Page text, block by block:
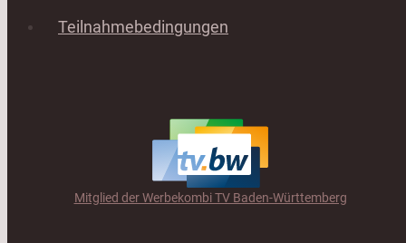
Teilnahmebedingungen
Mitglied der Werbekombi TV Baden-Württemberg